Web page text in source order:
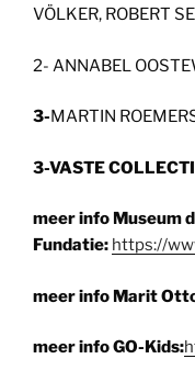
VÖLKER, ROBERT
2- ANNABEL
3-MARTIN
3-VASTE
meer info Museum
Fundatie: https://
meer info Marit
meer info GO-Kids: